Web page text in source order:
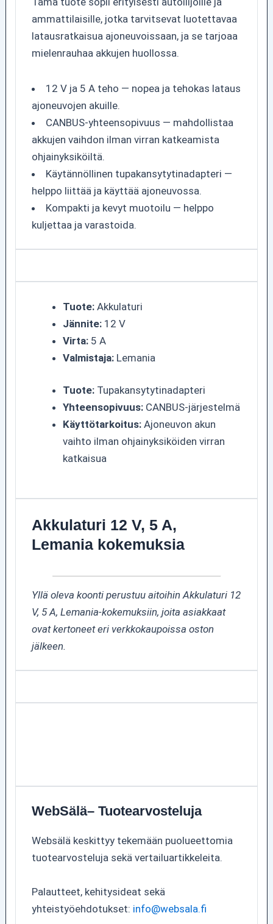
ammattilaisille, jotka tarvitsevat luotettavaa
latausratkaisua ajoneuvoissaan, ja se tarjoaa
mielenrauhaa akkujen huollossa.
12 V ja 5 A teho — nopea ja tehokas lataus
ajoneuvojen akuille.
CANBUS-yhteensopivuus — mahdollistaa
akkujen vaihdon ilman virran katkeamista
ohjainyksiköiltä.
Käytännöllinen tupakansytytinadapteri —
helppo liittää ja käyttää ajoneuvossa.
Kompakti ja kevyt muotoilu — helppo
kuljettaa ja varastoida.
Tuote:Akkulaturi
Jännite:12 V
Virta:5 A
Valmistaja:Lemania
Tuote:Tupakansytytinadapteri
Yhteensopivuus:CANBUS-järjestelmä
Käyttötarkoitus:Ajoneuvon akun
vaihto ilman ohjainyksiköiden virran
katkaisua
Akkulaturi 12 V, 5 A,
Lemania kokemuksia
Yllä oleva koonti perustuu aitoihin Akkulaturi 12
V, 5 A, Lemania-kokemuksiin, joita asiakkaat
ovat kertoneet eri verkkokaupoissa oston
jälkeen.
WebSälä– Tuotearvosteluja
Websälä keskittyy tekemään puolueettomia
tuotearvosteluja sekä vertailuartikkeleita.
Palautteet, kehitysideat sekä
yhteistyöehdotukset: info@websala.fi